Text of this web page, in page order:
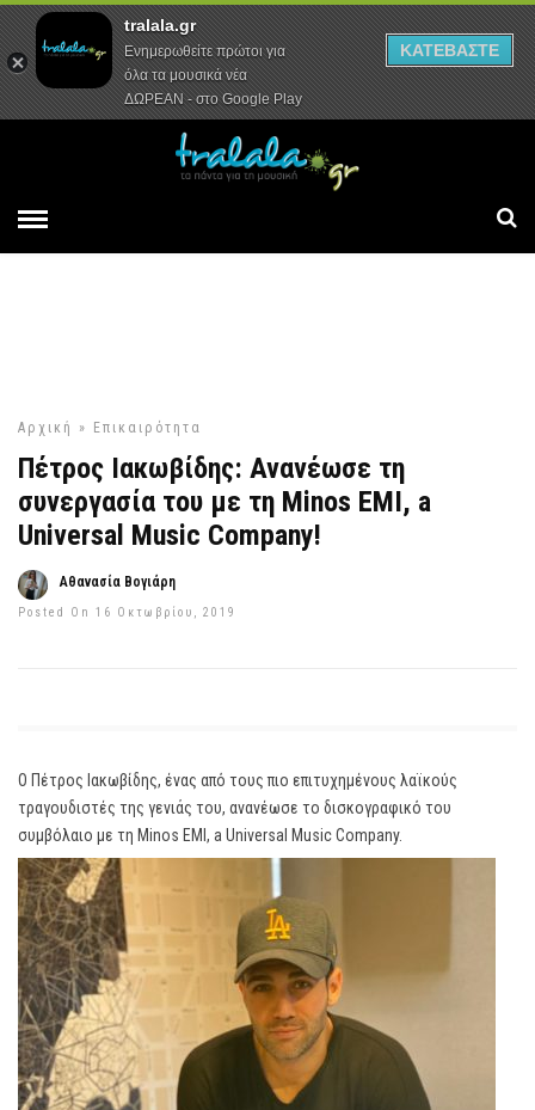
Αρχική Συνεντεύξεις Ρεπορτάζ
Αρχική » Επικαιρότητα
Πέτρος Ιακωβίδης: Ανανέωσε τη
συνεργασία του με τη Minos EMI, a
Universal Music Company!
Αθανασία Βογιάρη
Posted On 16 Οκτωβρίου, 2019
Ο Πέτρος Ιακωβίδης, ένας από τους πιο επιτυχημένους λαϊκούς
τραγουδιστές της γενιάς του, ανανέωσε το δισκογραφικό του
συμβόλαιο με τη Minos EMI, a Universal Music Company.
tralala.gr
Ενημερωθείτε πρώτοι για
όλα τα μουσικά νέα
ΔΩΡΕΑΝ - στο Google Play
ΚΑΤΕΒΑΣΤΕ